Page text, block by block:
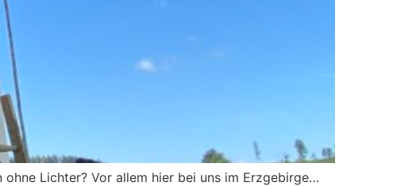
Lichter? Vor allem hier bei uns im Erzgebirge…